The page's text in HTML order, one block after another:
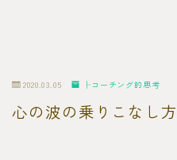
2020.03.05 ├コーチング的思考
心の波の乗りこなし方